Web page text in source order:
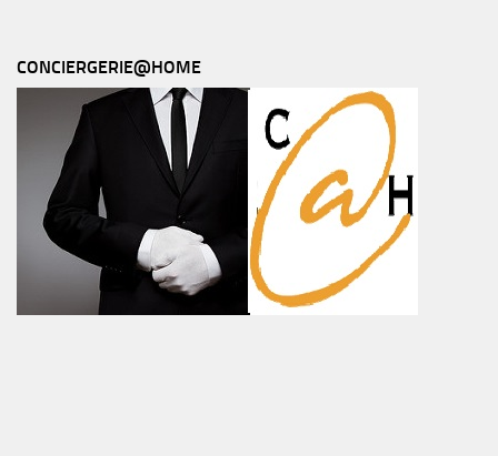
CONCIERGERIE@HOME